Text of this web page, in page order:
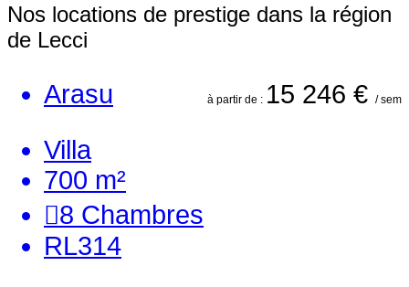
Nos locations de prestige dans la région
de Lecci
à partir de : 15 246 € / sem
Arasu
Villa
700 m²
8 Chambres
RL314